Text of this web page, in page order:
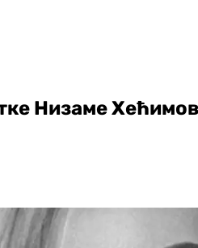
Низаме